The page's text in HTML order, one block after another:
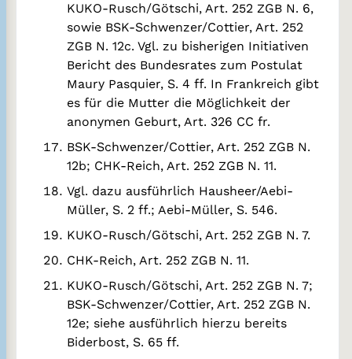
KUKO-Rusch/Götschi, Art. 252 ZGB N. 6,
sowie BSK-Schwenzer/Cottier, Art. 252
ZGB N. 12c. Vgl. zu bisherigen Initiativen
Bericht des Bundesrates zum Postulat
Maury Pasquier, S. 4 ff. In Frankreich gibt
es für die Mutter die Möglichkeit der
anonymen Geburt, Art. 326 CC fr.
BSK-Schwenzer/Cottier, Art. 252 ZGB N.
12b; CHK-Reich, Art. 252 ZGB N. 11.
Vgl. dazu ausführlich Hausheer/Aebi-
Müller, S. 2 ff.; Aebi-Müller, S. 546.
KUKO-Rusch/Götschi, Art. 252 ZGB N. 7.
CHK-Reich, Art. 252 ZGB N. 11.
KUKO-Rusch/Götschi, Art. 252 ZGB N. 7;
BSK-Schwenzer/Cottier, Art. 252 ZGB N.
12e; siehe ausführlich hierzu bereits
Biderbost, S. 65 ff.